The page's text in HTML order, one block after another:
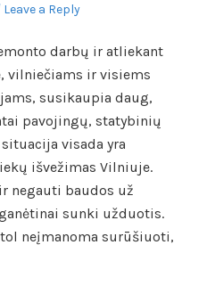
Leave a Reply
darbų ir atliekant
vilniečiams ir visiems
susikaupia daug,
pavojingų, statybinių
visada yra
išvežimas Vilniuje.
negauti baudos už
sunki užduotis.
neįmanoma surūšiuoti,